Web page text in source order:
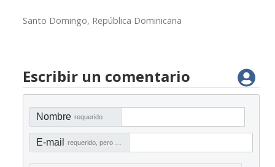
Santo Domingo, República Dominicana
Escribir un comentario
Nombre requerido
E-mail